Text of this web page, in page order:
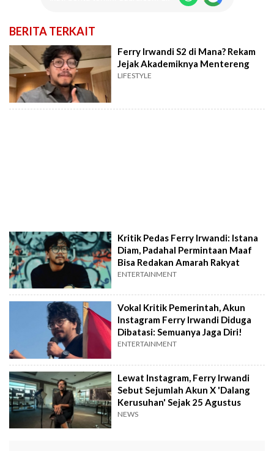
BERITA TERKAIT
Ferry Irwandi S2 di Mana? Rekam
Jejak Akademiknya Mentereng
LIFESTYLE
Kritik Pedas Ferry Irwandi: Istana
Diam, Padahal Permintaan Maaf
Bisa Redakan Amarah Rakyat
ENTERTAINMENT
Vokal Kritik Pemerintah, Akun
Instagram Ferry Irwandi Diduga
Dibatasi: Semuanya Jaga Diri!
ENTERTAINMENT
Lewat Instagram, Ferry Irwandi
Sebut Sejumlah Akun X 'Dalang
Kerusuhan' Sejak 25 Agustus
NEWS